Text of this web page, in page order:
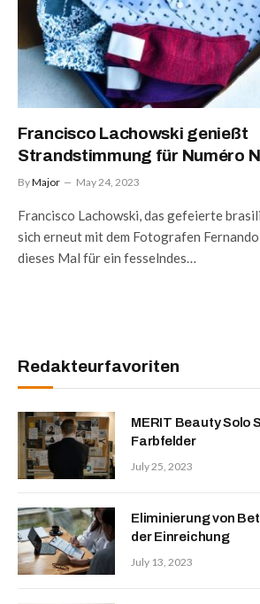
Francisco Lachowski genießt
Strandstimmung für Numéro
ByMajor May 24, 2023
Francisco Lachowski, das gefeierte
sich erneut mit dem Fotografen Fernando
dieses Mal für ein fesselndes…
Redakteurfavoriten
MERIT Beauty Solo
Farbfelder
July 25, 2023
Eliminierung von
der Einreichung
July 13, 2023